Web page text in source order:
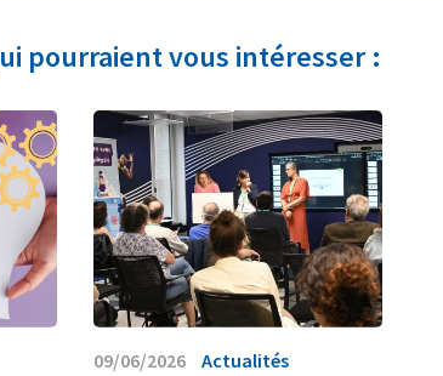
pourraient vous intéresser :
09/06/2026 Actualités